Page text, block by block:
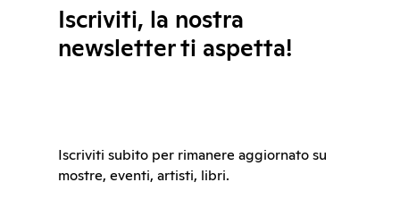
Iscriviti, la nostra
newsletter ti aspetta!
Iscriviti subito per rimanere aggiornato su
mostre, eventi, artisti, libri.